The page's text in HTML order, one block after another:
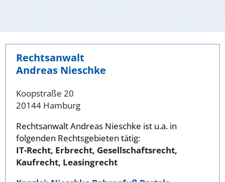
Rechtsanwalt
Andreas Nieschke
Koopstraße 20
20144 Hamburg
Rechtsanwalt Andreas Nieschke ist u.a. in
folgenden Rechtsgebieten tätig:
IT-Recht, Erbrecht, Gesellschaftsrecht,
Kaufrecht, Leasingrecht